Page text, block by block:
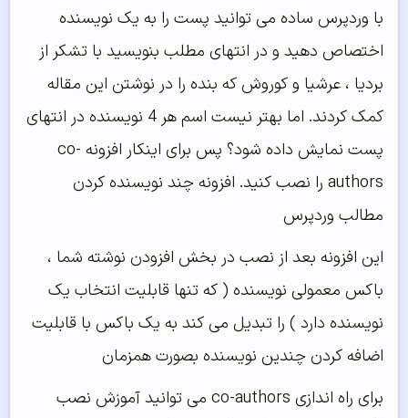
با وردپرس ساده می توانید پست را به یک نویسنده
اختصاص دهید و در انتهای مطلب بنویسید با تشکر از
بردیا ، عرشیا و کوروش که بنده را در نوشتن این مقاله
کمک کردند. اما بهتر نیست اسم هر 4 نویسنده در انتهای
پست نمایش داده شود؟ پس برای اینکار افزونه co-
authors را نصب کنید. افزونه چند نویسنده کردن
مطالب وردپرس
این افزونه بعد از نصب در بخش افزودن نوشته شما ،
باکس معمولی نویسنده ( که تنها قابلیت انتخاب یک
نویسنده دارد ) را تبدیل می کند به یک باکس با قابلیت
اضافه کردن چندین نویسنده بصورت همزمان
برای راه اندازی co-authors می توانید آموزش نصب